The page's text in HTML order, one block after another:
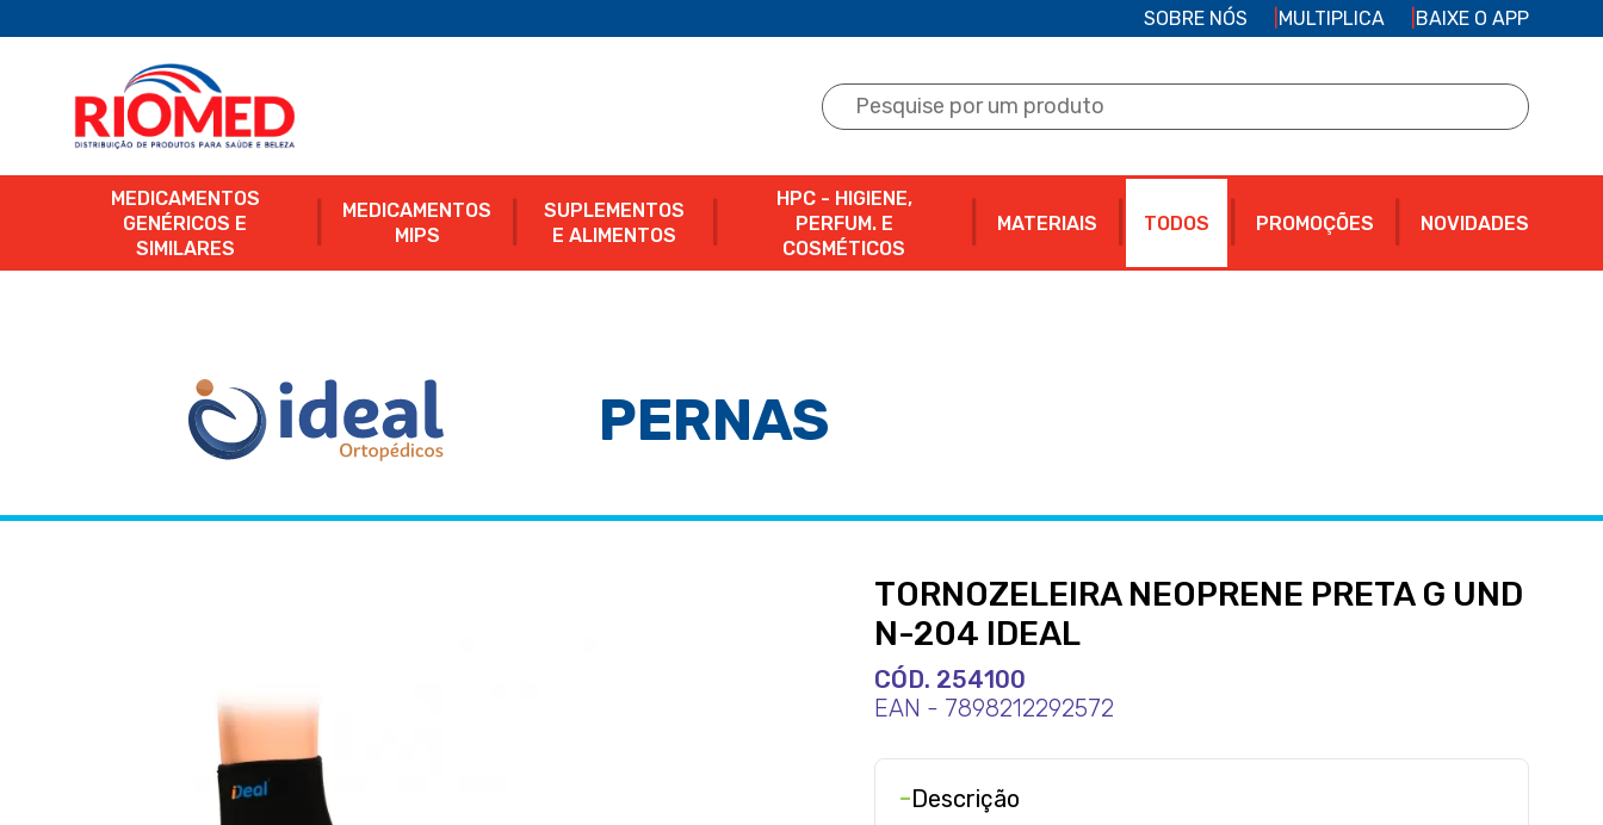
SOBRE NÓS MULTIPLICA BAIXE O APP
MEDICAMENTOS
GENÉRICOS E
SIMILARES
MEDICAMENTOS
MIPS
SUPLEMENTOS
E ALIMENTOS
HPC - HIGIENE,
PERFUM. E
COSMÉTICOS
MATERIAIS TODOS PROMOÇÕES NOVIDADES
PERNAS
TORNOZELEIRA NEOPRENE PRETA G UND
N-204 IDEAL
CÓD. 254100
EAN - 7898212292572
-Descrição